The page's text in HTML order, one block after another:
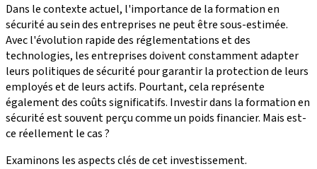
Dans le contexte actuel, l'importance de la formation en
sécurité au sein des entreprises ne peut être sous-estimée.
Avec l'évolution rapide des réglementations et des
technologies, les entreprises doivent constamment adapter
leurs politiques de sécurité pour garantir la protection de leurs
employés et de leurs actifs. Pourtant, cela représente
également des coûts significatifs. Investir dans la formation en
sécurité est souvent perçu comme un poids financier. Mais est-
ce réellement le cas ?
Examinons les aspects clés de cet investissement.